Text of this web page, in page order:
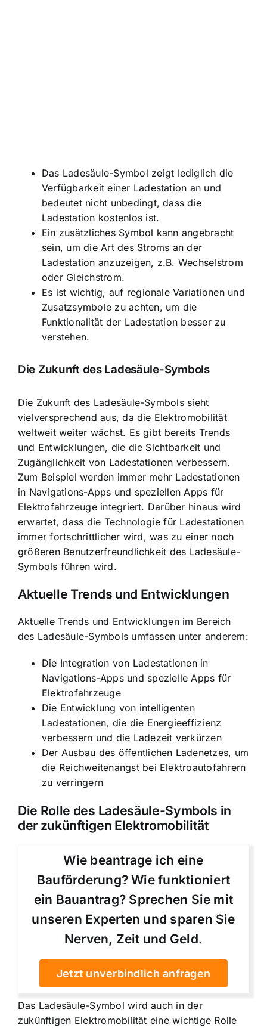
Das Ladesäule-Symbol zeigt lediglich die
Verfügbarkeit einer Ladestation an und
bedeutet nicht unbedingt, dass die
Ladestation kostenlos ist.
Ein zusätzliches Symbol kann angebracht
sein, um die Art des Stroms an der
Ladestation anzuzeigen, z.B. Wechselstrom
oder Gleichstrom.
Es ist wichtig, auf regionale Variationen und
Zusatzsymbole zu achten, um die
Funktionalität der Ladestation besser zu
verstehen.
Die Zukunft des Ladesäule-Symbols
Die Zukunft des Ladesäule-Symbols sieht
vielversprechend aus, da die Elektromobilität
weltweit weiter wächst. Es gibt bereits Trends
und Entwicklungen, die die Sichtbarkeit und
Zugänglichkeit von Ladestationen verbessern.
Zum Beispiel werden immer mehr Ladestationen
in Navigations-Apps und speziellen Apps für
Elektrofahrzeuge integriert. Darüber hinaus wird
erwartet, dass die Technologie für Ladestationen
immer fortschrittlicher wird, was zu einer noch
größeren Benutzerfreundlichkeit des Ladesäule-
Symbols führen wird.
Aktuelle Trends und Entwicklungen
Aktuelle Trends und Entwicklungen im Bereich
des Ladesäule-Symbols umfassen unter anderem:
Die Integration von Ladestationen in
Navigations-Apps und spezielle Apps für
Elektrofahrzeuge
Die Entwicklung von intelligenten
Ladestationen, die die Energieeffizienz
verbessern und die Ladezeit verkürzen
Der Ausbau des öffentlichen Ladenetzes, um
die Reichweitenangst bei Elektroautofahrern
zu verringern
Die Rolle des Ladesäule-Symbols in
der zukünftigen Elektromobilität
Wie beantrage ich eine
Bauförderung? Wie funktioniert
ein Bauantrag? Sprechen Sie mit
unseren Experten und sparen Sie
Nerven, Zeit und Geld.
Jetzt unverbindlich anfragen
Das Ladesäule-Symbol wird auch in der
zukünftigen Elektromobilität eine wichtige Rolle